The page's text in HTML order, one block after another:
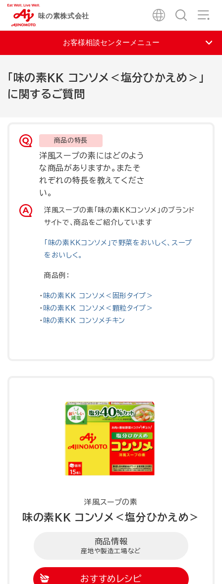
味の素株式会社
お客様相談センターメニュー
「味の素KK コンソメ＜塩分ひかえめ＞」
に関するご質問
商品の特長
洋風スープの素洋風スープのもと
にはどのよう
な商品がありますか。またそ
れぞれの特長を教えてくださ
い。
洋風スープの素 洋風スープのもと
「味の素KKコンソメ」のブランド
サイトで、商品をご紹介しています
「味の素KKコンソメ」で野菜をおいしく、スープ
をおいしく。
商品例：
・ 味の素KK コンソメ＜固形タイプ＞
・ 味の素KK コンソメ＜顆粒タイプ＞
・ 味の素KK コンソメチキン
洋風スープの素
味の素KK コンソメ＜塩分ひかえめ＞
商品情報
産地や製造工場など
おすすめレシピ